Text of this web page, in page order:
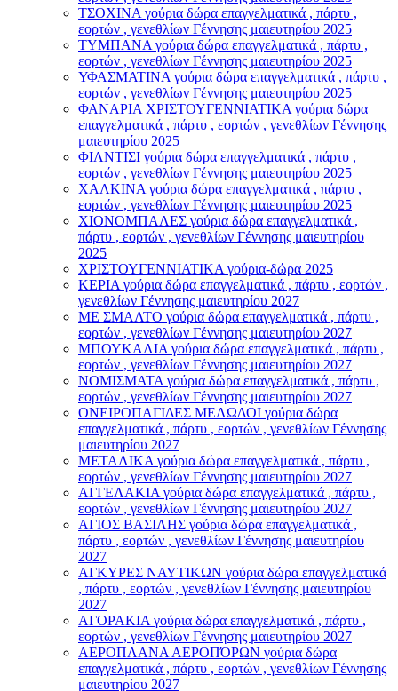
ΤΣΟΧΙΝΑ γούρια δώρα επαγγελματικά , πάρτυ ,
εορτών , γενεθλίων Γέννησης μαιευτηρίου 2025
ΤΥΜΠΑΝΑ γούρια δώρα επαγγελματικά , πάρτυ ,
εορτών , γενεθλίων Γέννησης μαιευτηρίου 2025
ΥΦΑΣΜΑΤΙΝΑ γούρια δώρα επαγγελματικά , πάρτυ ,
εορτών , γενεθλίων Γέννησης μαιευτηρίου 2025
ΦΑΝΑΡΙΑ ΧΡΙΣΤΟΥΓΕΝΝΙΑΤΙΚΑ γούρια δώρα
επαγγελματικά , πάρτυ , εορτών , γενεθλίων Γέννησης
μαιευτηρίου 2025
ΦΙΛΝΤΙΣΙ γούρια δώρα επαγγελματικά , πάρτυ ,
εορτών , γενεθλίων Γέννησης μαιευτηρίου 2025
ΧΑΛΚΙΝΑ γούρια δώρα επαγγελματικά , πάρτυ ,
εορτών , γενεθλίων Γέννησης μαιευτηρίου 2025
ΧΙΟΝΟΜΠΑΛΕΣ γούρια δώρα επαγγελματικά ,
πάρτυ , εορτών , γενεθλίων Γέννησης μαιευτηρίου
2025
ΧΡΙΣΤΟΥΓΕΝΝΙΑΤΙΚΑ γούρια-δώρα 2025
ΚΕΡΙΑ γούρια δώρα επαγγελματικά , πάρτυ , εορτών ,
γενεθλίων Γέννησης μαιευτηρίου 2027
ΜΕ ΣΜΑΛΤΟ γούρια δώρα επαγγελματικά , πάρτυ ,
εορτών , γενεθλίων Γέννησης μαιευτηρίου 2027
ΜΠΟΥΚΑΛΙΑ γούρια δώρα επαγγελματικά , πάρτυ ,
εορτών , γενεθλίων Γέννησης μαιευτηρίου 2027
ΝΟΜΙΣΜΑΤΑ γούρια δώρα επαγγελματικά , πάρτυ ,
εορτών , γενεθλίων Γέννησης μαιευτηρίου 2027
ΟΝΕΙΡΟΠΑΓΙΔΕΣ ΜΕΛΩΔΟΙ γούρια δώρα
επαγγελματικά , πάρτυ , εορτών , γενεθλίων Γέννησης
μαιευτηρίου 2027
ΜΕΤΑΛΙΚΑ γούρια δώρα επαγγελματικά , πάρτυ ,
εορτών , γενεθλίων Γέννησης μαιευτηρίου 2027
ΑΓΓΕΛΑΚΙΑ γούρια δώρα επαγγελματικά , πάρτυ ,
εορτών , γενεθλίων Γέννησης μαιευτηρίου 2027
ΑΓΙΟΣ ΒΑΣΙΛΗΣ γούρια δώρα επαγγελματικά ,
πάρτυ , εορτών , γενεθλίων Γέννησης μαιευτηρίου
2027
ΑΓΚΥΡΕΣ ΝΑΥΤΙΚΩΝ γούρια δώρα επαγγελματικά
, πάρτυ , εορτών , γενεθλίων Γέννησης μαιευτηρίου
2027
ΑΓΟΡΑΚΙΑ γούρια δώρα επαγγελματικά , πάρτυ ,
εορτών , γενεθλίων Γέννησης μαιευτηρίου 2027
ΑΕΡΟΠΛΑΝΑ ΑΕΡΟΠΌΡΩΝ γούρια δώρα
επαγγελματικά , πάρτυ , εορτών , γενεθλίων Γέννησης
μαιευτηρίου 2027